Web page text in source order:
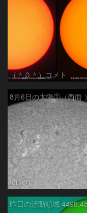
（＾０＾）コメト
8月6日の太陽①（西面 ）
toritori